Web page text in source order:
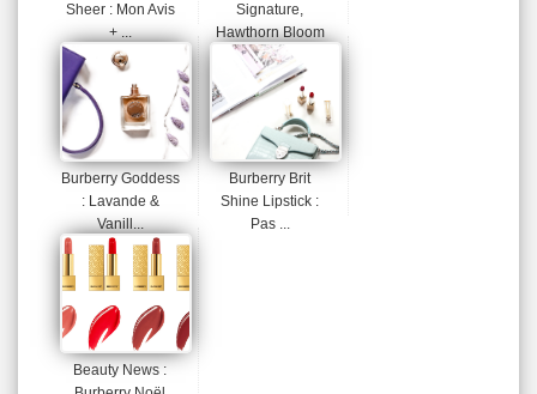
Sheer : Mon Avis
+ ...
Signature,
Hawthorn Bloom
...
Burberry Goddess
: Lavande &
Vanill...
Burberry Brit
Shine Lipstick :
Pas ...
Beauty News :